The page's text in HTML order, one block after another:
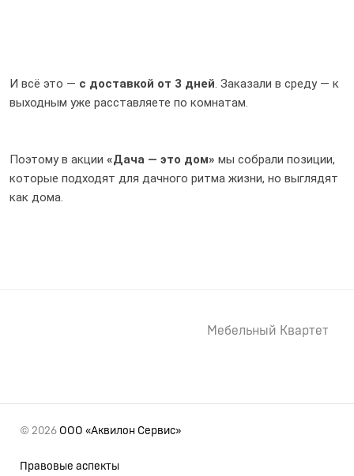
И всё это — с доставкой от 3 дней. Заказали в среду — к
выходным уже расставляете по комнатам.
Поэтому в акции «Дача — это дом» мы собрали позиции,
которые подходят для дачного ритма жизни, но выглядят
как дома.
Мебельный Квартет
© 2026 ООО «Аквилон Сервис»
Правовые аспекты